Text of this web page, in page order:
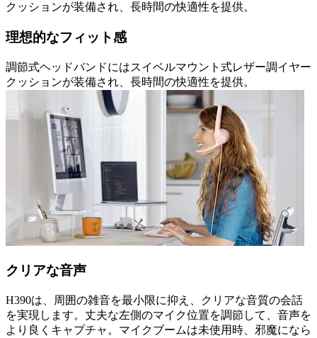
クッションが装備され、長時間の快適性を提供。
理想的なフィット感
調節式ヘッドバンドにはスイベルマウント式レザー調イヤー
クッションが装備され、長時間の快適性を提供。
クリアな音声
H390は、周囲の雑音を最小限に抑え、クリアな音質の会話
を実現します。丈夫な左側のマイク位置を調節して、音声を
より良くキャプチャ。マイクブームは未使用時、邪魔になら